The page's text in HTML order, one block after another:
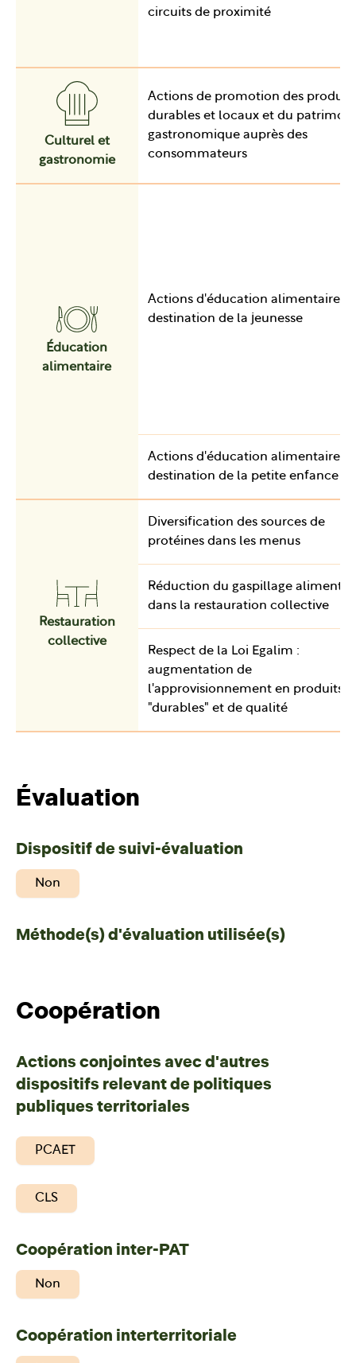
circuits de proximité
Culturel et
gastronomie
Actions de promotion des produits
durables et locaux et du
gastronomique auprès des
consommateurs
Éducation
alimentaire
Actions d'éducation alimentaire à
destination de la jeunesse
Actions d'éducation alimentaire à
destination de la petite enfance
Restauration
collective
Diversification des sources de
protéines dans les menus
Réduction du gaspillage
dans la restauration collective
Respect de la Loi Egalim :
augmentation de
l'approvisionnement en produits
"durables" et de qualité
Évaluation
Dispositif de suivi-évaluation
Non
Méthode(s) d'évaluation utilisée(s)
Coopération
Actions conjointes avec d'autres
dispositifs relevant de politiques
publiques territoriales
PCAET
CLS
Coopération inter-PAT
Non
Coopération interterritoriale